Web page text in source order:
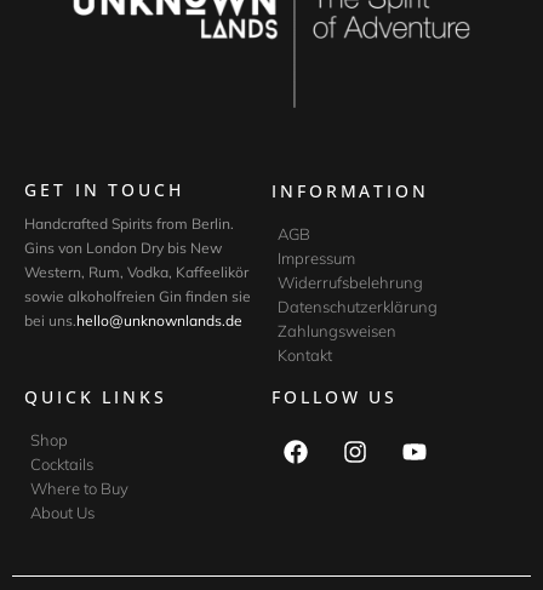
GET IN TOUCH
Handcrafted Spirits from Berlin.
Gins von London Dry bis New
Western, Rum, Vodka, Kaffeelikör
sowie alkoholfreien Gin finden sie
bei uns.hello@unknownlands.de
INFORMATION
AGB
Impressum
Widerrufsbelehrung
Datenschutzerklärung
Zahlungsweisen
Kontakt
QUICK LINKS
Shop
Cocktails
Where to Buy
About Us
FOLLOW US